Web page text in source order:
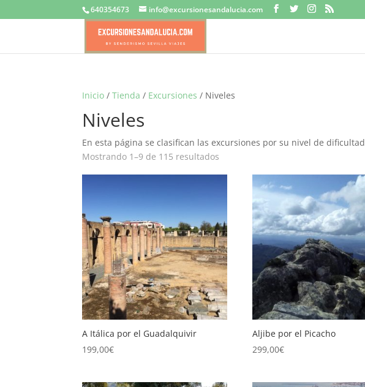
640354673 info@excursionesandalucia.com
Inicio /Tienda / Excursiones / Niveles
Niveles
En esta página se clasifican las excursiones por su nivel de dificultad
Mostrando 1–9 de 115 resultados
A Itálica por el Guadalquivir
199,00€
Aljibe por el Picacho
299,00€